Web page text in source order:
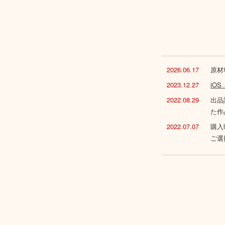
2026.06.17
原
2023.12.27
iOS
2022.08.29
出
た
2022.07.07
購
ご